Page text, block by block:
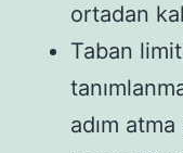
ortadan
Taban
adım